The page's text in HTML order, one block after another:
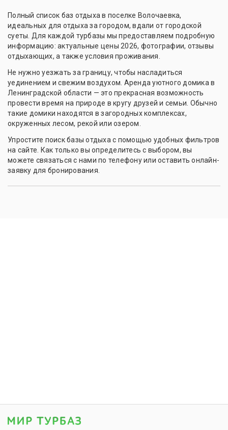
Полный список баз отдыха в поселке Волочаевка,
идеальных для отдыха за городом, вдали от городской
суеты. Для каждой турбазы мы предоставляем подробную
информацию: актуальные цены 2026, фотографии, отзывы
отдыхающих, а также условия проживания.
Не нужно уезжать за границу, чтобы насладиться
уединением и свежим воздухом. Аренда уютного домика в
Ленинградской области — это прекрасная возможность
провести время на природе в кругу друзей и семьи. Обычно
такие домики находятся в загородных комплексах,
окруженных лесом, рекой или озером.
Упростите поиск базы отдыха с помощью удобных фильтров
на сайте. Как только вы определитесь с выбором, вы
можете связаться с нами по телефону или оставить онлайн-
заявку для бронирования.